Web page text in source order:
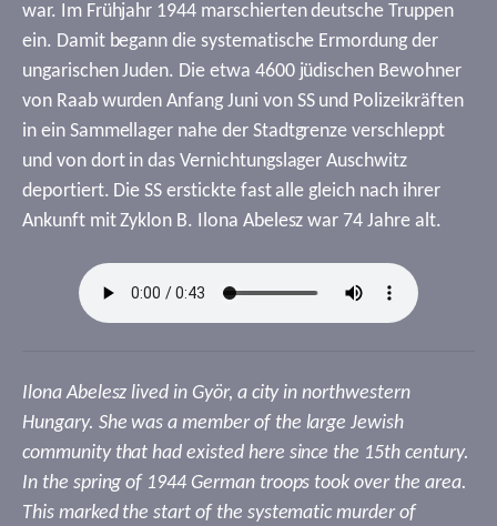
war. Im Frühjahr 1944 marschierten deutsche Truppen
ein. Damit begann die systematische Ermordung der
ungarischen Juden. Die etwa 4600 jüdischen Bewohner
von Raab wurden Anfang Juni von SS und Polizeikräften
in ein Sammellager nahe der Stadtgrenze verschleppt
und von dort in das Vernichtungslager Auschwitz
deportiert. Die SS erstickte fast alle gleich nach ihrer
Ankunft mit Zyklon B. Ilona Abelesz war 74 Jahre alt.
Ilona Abelesz lived in Györ, a city in northwestern
Hungary. She was a member of the large Jewish
community that had existed here since the 15th century.
In the spring of 1944 German troops took over the area.
This marked the start of the systematic murder of